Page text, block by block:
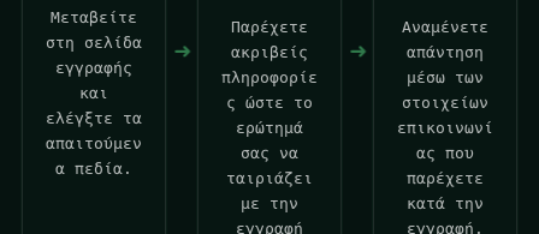
Μεταβείτε
στη σελίδα
εγγραφής
και
ελέγξτε τα
απαιτούμεν
α πεδία.
➜
Παρέχετε
ακριβείς
πληροφορίε
ς ώστε το
ερώτημά
σας να
ταιριάζει
με την
εγγραφή
➜
Αναμένετε
απάντηση
μέσω των
στοιχείων
επικοινωνί
ας που
παρέχετε
κατά την
εγγραφή.